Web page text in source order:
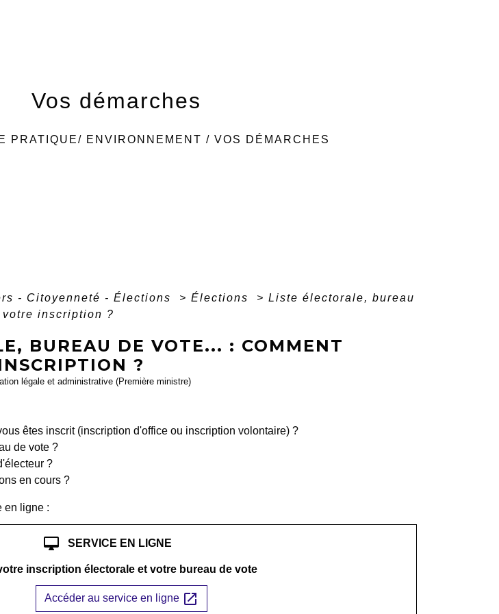
Vos démarches
PRATIQUE/ ENVIRONNEMENT /VOS DÉMARCHES
- Citoyenneté - Élections > Élections > Liste électorale, bureau
inscription ?
BUREAU DE VOTE... : COMMENT
?
légale et administrative (Première ministre)
êtes inscrit (inscription d'office ou inscription volontaire) ?
de vote ?
?
en cours ?
en ligne :
desktop_mac SERVICE EN LIGNE
inscription électorale et votre bureau de vote
Accéder au service en ligne open_in_new